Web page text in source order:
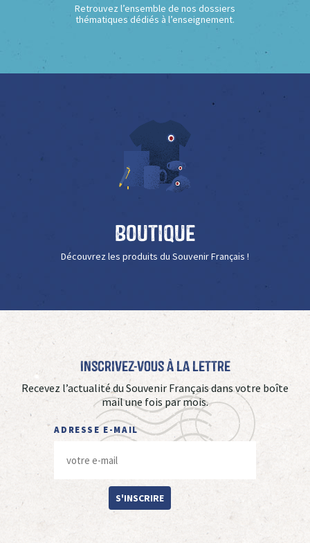
Retrouvez l’ensemble de nos dossiers
thématiques dédiés à l’enseignement.
Boutique
Découvrez les produits du Souvenir Français !
Inscrivez-vous à La Lettre
Recevez l’actualité du Souvenir Français dans votre boîte
mail une fois par mois.
ADRESSE E-MAIL
S'INSCRIRE